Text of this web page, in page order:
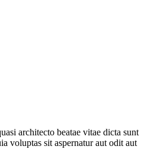
architecto beatae vitae dicta sunt
voluptas sit aspernatur aut odit aut